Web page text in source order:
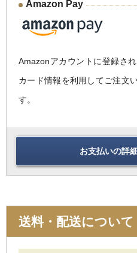
Amazon Pay
Amazonアカウントに登録さ
カード情報を利用してご注文
す。
お支払いの詳
送料・配送について